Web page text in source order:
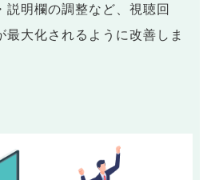
説明欄の調整など、視聴回
最大化されるように改善しま